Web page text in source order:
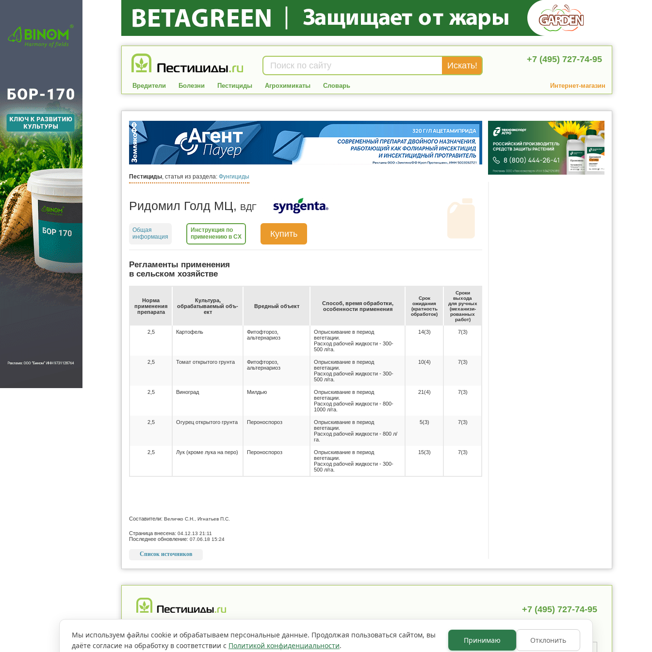
+7 (495) 727-74-95
Вредители Болезни Пестициды Агрохимикаты Словарь Интернет-магазин
Пестициды, статья из раздела: Фунгициды
Ридомил Голд МЦ, ВДГ
Общая
информация
Инструкция по
применению в СХ
Купить
Регламенты применения
в сельском хозяйстве
Нор­ма
при­ме­не­ния
пре­па­ра­та
Куль­ту­ра,
об­ра­ба­ты­ва­емый объ­
ект
Вред­ный объ­ект
Спо­соб, вре­мя об­ра­бот­ки,
осо­бен­нос­ти при­ме­не­ния
Срок
ожи­да­ния
(крат­ность
об­ра­бо­ток)
Сро­ки
вы­хо­да
для руч­ных
(ме­ха­ни­зи­
ро­ван­ных
ра­бот)
2,5 Картофель
Фитофтороз,
альтернариоз
Опрыскивание в период
вегетации.
Расход рабочей жидкости - 300-
500 л/га.
14(3) 7(3)
2,5 Томат открытого грунта
Фитофтороз,
альтернариоз
Опрыскивание в период
вегетации.
Расход рабочей жидкости - 300-
500 л/га.
10(4) 7(3)
2,5 Виноград Милдью
Опрыскивание в период
вегетации.
Расход рабочей жидкости - 800-
1000 л/га.
21(4) 7(3)
2,5 Огурец открытого грунта Пероноспороз
Опрыскивание в период
вегетации.
Расход рабочей жидкости - 800 л/
га.
5(3) 7(3)
2,5 Лук (кроме лука на перо) Пероноспороз
Опрыскивание в период
вегетации.
Расход рабочей жидкости - 300-
500 л/га.
15(3) 7(3)
Составители: Величко С.Н., Игнатьев П.С.
Страница внесена: 04.12.13 21:11
Последнее обновление: 07.06.18 15:24
Список источников
+7 (495) 727-74-95
Если не указано иное, содержимое
Мы используем файлы cookie и обрабатываем персональные данные. Продолжая пользоваться сайтом, вы
даёте согласие на обработку в соответствии с Политикой конфиденциальности.
Принимаю Отклонить